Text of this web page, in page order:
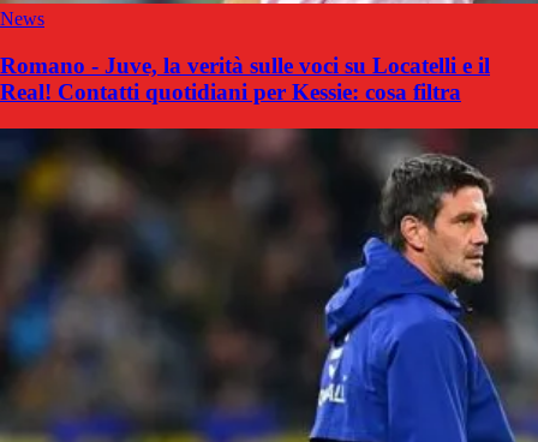
News
Romano - Juve, la verità sulle voci su Locatelli e il
Real! Contatti quotidiani per Kessie: cosa filtra